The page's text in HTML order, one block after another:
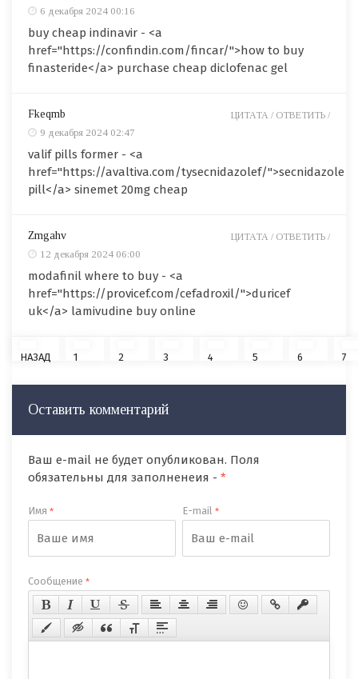
6 декабря 2024 00:16
buy cheap indinavir - <a
href="https://confindin.com/fincar/">how to buy
finasteride</a> purchase cheap diclofenac gel
Fkeqmb
9 декабря 2024 02:47
valif pills former - <a
href="https://avaltiva.com/tysecnidazolef/">secnidazole
pill</a> sinemet 20mg cheap
ЦИТАТА / ОТВЕТИТЬ /
Zmgahv
12 декабря 2024 06:00
modafinil where to buy - <a
href="https://provicef.com/cefadroxil/">duricef
uk</a> lamivudine buy online
ЦИТАТА / ОТВЕТИТЬ /
НАЗАД 1 2 3 4 5 6 7
Оставить комментарий
Ваш e-mail не будет опубликован. Поля
обязательны для заполненеия - *
Имя * E-mail*
Сообщение *